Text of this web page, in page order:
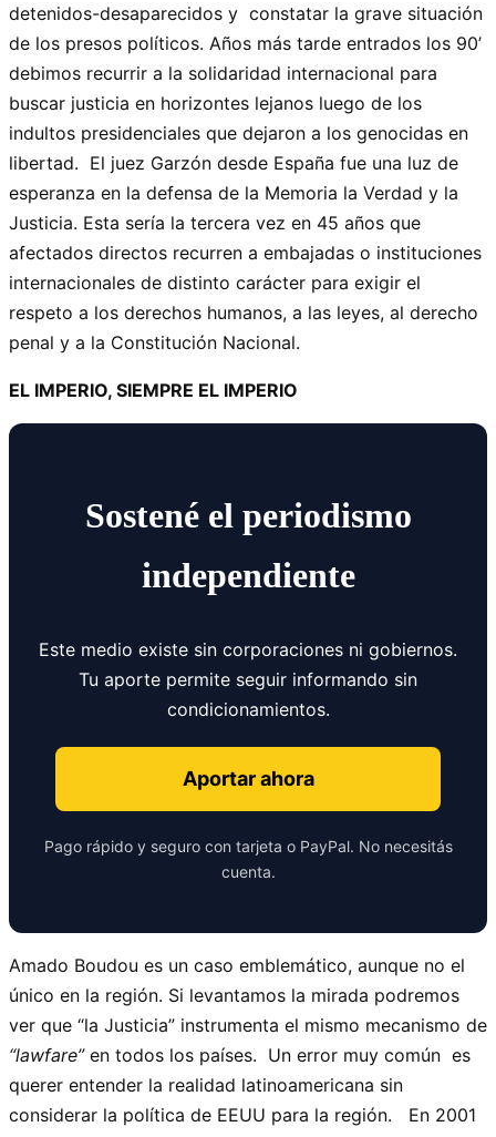
detenidos-desaparecidos y constatar la grave situación
de los presos políticos. Años más tarde entrados los 90’
debimos recurrir a la solidaridad internacional para
buscar justicia en horizontes lejanos luego de los
indultos presidenciales que dejaron a los genocidas en
libertad. El juez Garzón desde España fue una luz de
esperanza en la defensa de la Memoria la Verdad y la
Justicia. Esta sería la tercera vez en 45 años que
afectados directos recurren a embajadas o instituciones
internacionales de distinto carácter para exigir el
respeto a los derechos humanos, a las leyes, al derecho
penal y a la Constitución Nacional.
EL IMPERIO, SIEMPRE EL IMPERIO
Sostené el periodismo
independiente
Este medio existe sin corporaciones ni gobiernos.
Tu aporte permite seguir informando sin
condicionamientos.
Aportar ahora
Pago rápido y seguro con tarjeta o PayPal. No necesitás
cuenta.
Amado Boudou es un caso emblemático, aunque no el
único en la región. Si levantamos la mirada podremos
ver que “la Justicia” instrumenta el mismo mecanismo de
“lawfare” en todos los países. Un error muy común es
querer entender la realidad latinoamericana sin
considerar la política de EEUU para la región. En 2001